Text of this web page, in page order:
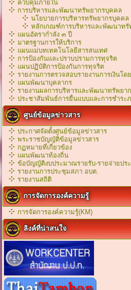
ควบคุมภายใน
การบริหารและพัฒนาทรัพยากรบุคคล
นโยบายการบริหารทรัพยากรบุคค
หลักเกณฑ์การบริหารเเละพัฒนาท
แผนอัตรากำลัง ๓ ปี
มาตรฐานการให้บริการ
แผนแม่บทเทคโนโลยีสารสนเทศ
การป้องกันและปราบปรามการทุจริต
แผนปฏิบัติการป้องกันการทุจริต
รายงานการตรวจสอบรายงานการเงินโ
แผนพัฒนาบุคลากร
รายงานผลการบริหารและพัฒนาทรัพยา
ประชาสัมพันธ์การยื่นแบบและการชำระ
ศูนย์ข้อมูลข่าวสาร
ประกาศจัดตั้งศูนย์ข้อมูลข่าวสาร
พระราชบัญญัติข้อมูลข่าวสาร
กฏหมายที่เกี่ยวข้อง
เเผนพัฒนาท้องถิ่น
ข้อบัญญัติงบประมาณรายรับ-รายจ่ายปร
รายงานการประชุมสภา อบต.
รายงานสถิติ
การจัดการองค์ความรู้
การจัดการองค์ความรู้(KM)
ลิงค์ที่น่าสนใจ